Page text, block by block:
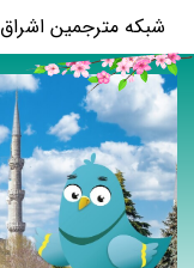
شبکه مترجمین اشراق